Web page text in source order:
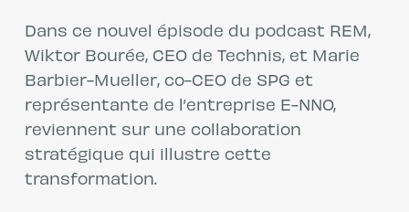
Dans ce nouvel épisode du podcast REM,
Wiktor Bourée, CEO de Technis, et Marie
Barbier-Mueller, co-CEO de SPG et
représentante de l’entreprise E-NNO,
reviennent sur une collaboration
stratégique qui illustre cette
transformation.